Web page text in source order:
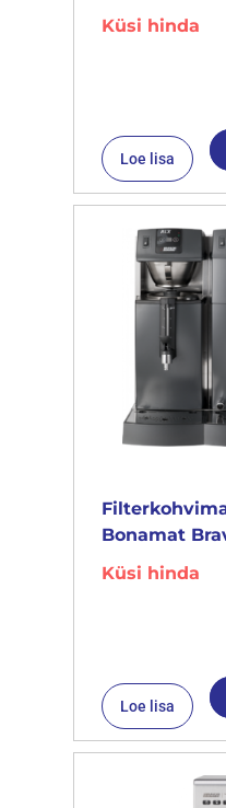
Küsi hinda
Loe lisa
Bonamat
Küsi hinda
Loe lisa